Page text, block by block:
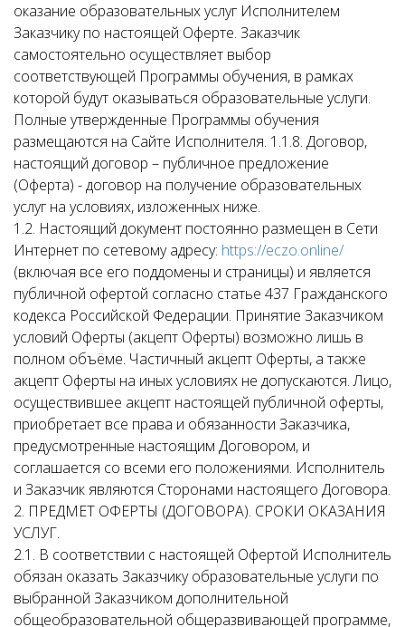
оказание образовательных услуг Исполнителем
Заказчику по настоящей Оферте. Заказчик
самостоятельно осуществляет выбор
соответствующей Программы обучения, в рамках
которой будут оказываться образовательные услуги.
Полные утвержденные Программы обучения
размещаются на Сайте Исполнителя. 1.1.8. Договор,
настоящий договор – публичное предложение
(Оферта) - договор на получение образовательных
услуг на условиях, изложенных ниже.
1.2. Настоящий документ постоянно размещен в Сети
Интернет по сетевому адресу: https://eczo.online/
(включая все его поддомены и страницы) и является
публичной офертой согласно статье 437 Гражданского
кодекса Российской Федерации. Принятие Заказчиком
условий Оферты (акцепт Оферты) возможно лишь в
полном объёме. Частичный акцепт Оферты, а также
акцепт Оферты на иных условиях не допускаются. Лицо,
осуществившее акцепт настоящей публичной оферты,
приобретает все права и обязанности Заказчика,
предусмотренные настоящим Договором, и
соглашается со всеми его положениями. Исполнитель
и Заказчик являются Сторонами настоящего Договора.
2. ПРЕДМЕТ ОФЕРТЫ (ДОГОВОРА). СРОКИ ОКАЗАНИЯ
УСЛУГ.
2.1. В соответствии с настоящей Офертой Исполнитель
обязан оказать Заказчику образовательные услуги по
выбранной Заказчиком дополнительной
общеобразовательной общеразвивающей программе,